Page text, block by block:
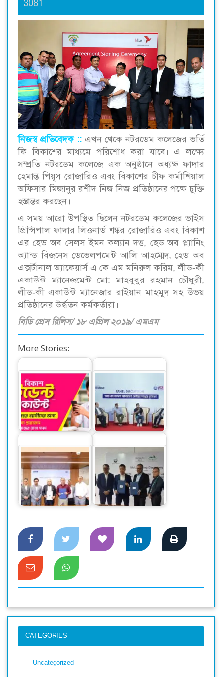
3081
নিজস্ব প্রতিবেদক :: এখন থেকে নটরডেম কলেজের ভর্তি
ফি বিকাশের মাধ্যমে পরিশোধ করা যাবে। এ লক্ষ্যে
সম্প্রতি নটরডেম কলেজে এক অনুষ্ঠানে অধ্যক্ষ ফাদার
হেমান্ত পিয়ূস রোজারিও এবং বিকাশের চীফ কর্মাশিয়াল
অফিসার মিজানুর রশীদ নিজ নিজ প্রতিষ্ঠানের পক্ষে চুক্তি
হস্তান্তর করছেন।
এ সময় আরো উপস্থিত ছিলেন নটরডেম কলেজের ভাইস
প্রিন্সিপাল ফাদার লিওনার্ড শঙ্কর রোজারিও এবং বিকাশ
এর হেড অব সেলস ইমন কল্যান দত্ত, হেড অব প্ল্যানিং
অ্যান্ড বিজনেস ডেভেলপমেন্ট আলি আহম্মেদ, হেড অব
এক্সর্টানাল অ্যাফেয়ার্স এ কে এম মনিরুল করিম, লীড-কী
একাউন্ট ম্যানেজমেন্ট মো: মাহবুবুর রহমান চৌধুরী,
লীড-কী একাউন্ট ম্যানেজার রাইয়ান মাহমুদ সহ উভয়
প্রতিষ্ঠানের উর্দ্ধতন কর্মকর্তারা।
বিডি প্রেস রিলিস/ ১৮ এপ্রিল ২০১৯/ এমএম
More Stories:
বিকাশের স্টুডেন্ট
অ্যাকাউন্ট ক্যাশলেস
লেনদেনে…
স্মার্ট বাংলাদেশ বিনির্মাণে
‘সেন্ট্রাল ফোরাম’ গঠনের
আহ্বান
ডিবিএল সিরামিকস এবং
এডিসন রিয়েল এস্টেটের
মধ্যে চুক্তি
রূপায়ণ সিটি ও মিটাস
মেডিকেলের মধ্যে চুক্তি
স্বাক্ষর
CATEGORIES
Uncategorized